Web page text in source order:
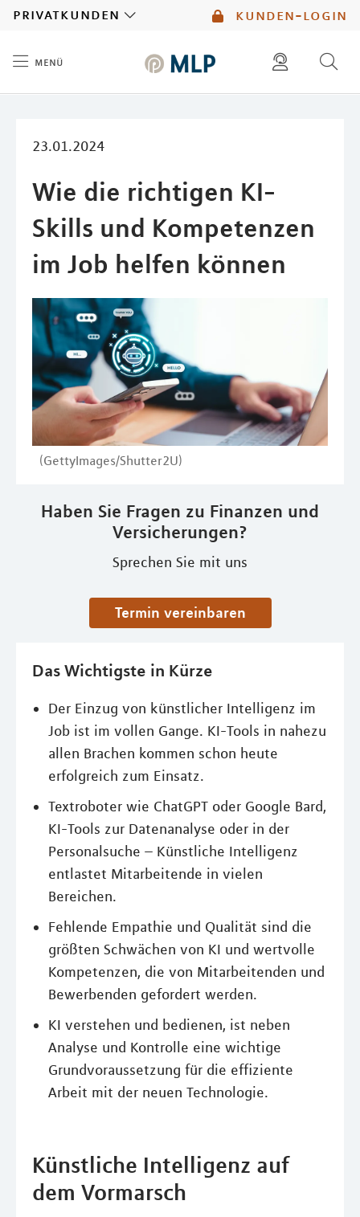
kunden-login
privatkunden
menü
23.01.2024
Wie die richtigen KI-
Skills und Kompetenzen
im Job helfen können
(GettyImages/Shutter2U)
Haben Sie Fragen zu Finanzen und
Versicherungen?
Sprechen Sie mit uns
Termin vereinbaren
Das Wichtigste in Kürze
Der Einzug von künstlicher Intelligenz im
Job ist im vollen Gange. KI-Tools in nahezu
allen Brachen kommen schon heute
erfolgreich zum Einsatz.
Textroboter wie ChatGPT oder Google Bard,
KI-Tools zur Datenanalyse oder in der
Personalsuche – Künstliche Intelligenz
entlastet Mitarbeitende in vielen
Bereichen.
Fehlende Empathie und Qualität sind die
größten Schwächen von KI und wertvolle
Kompetenzen, die von Mitarbeitenden und
Bewerbenden gefordert werden.
KI verstehen und bedienen, ist neben
Analyse und Kontrolle eine wichtige
Grundvoraussetzung für die effiziente
Arbeit mit der neuen Technologie.
Künstliche Intelligenz auf
dem Vormarsch